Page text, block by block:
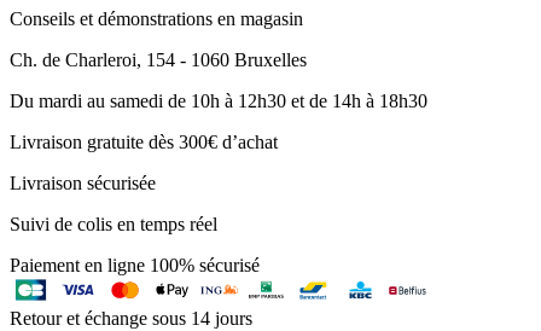
Conseils et démonstrations en magasin
Ch. de Charleroi, 154 - 1060 Bruxelles
Du mardi au samedi de 10h à 12h30 et de 14h à 18h30
Livraison gratuite dès 300€ d’achat
Livraison sécurisée
Suivi de colis en temps réel
Paiement en ligne 100% sécurisé
Retour et échange sous 14 jours